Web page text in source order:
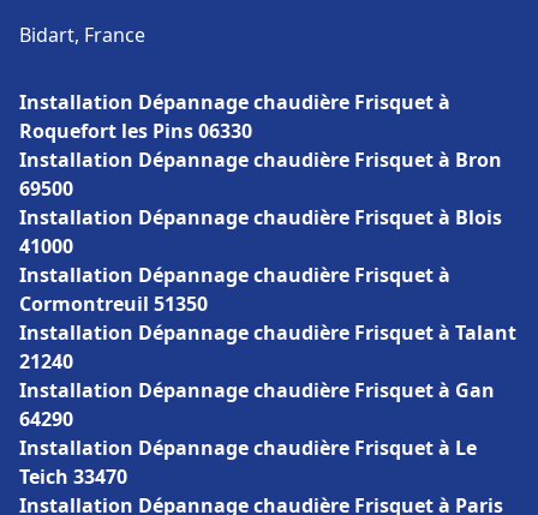
Bidart, France
Installation Dépannage chaudière Frisquet à
Roquefort les Pins 06330
Installation Dépannage chaudière Frisquet à Bron
69500
Installation Dépannage chaudière Frisquet à Blois
41000
Installation Dépannage chaudière Frisquet à
Cormontreuil 51350
Installation Dépannage chaudière Frisquet à Talant
21240
Installation Dépannage chaudière Frisquet à Gan
64290
Installation Dépannage chaudière Frisquet à Le
Teich 33470
Installation Dépannage chaudière Frisquet à Paris